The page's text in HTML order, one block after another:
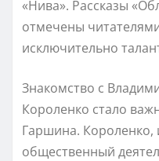
«Нива». Рассказы
отмечены
исключительно
Знакомство с
Короленко стало
Гаршина. Короленко,
общественный